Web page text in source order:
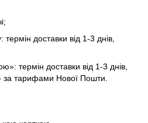
доставки від 1-3 днів,
термін доставки від 1-3 днів,
за тарифами Нової Пошти.